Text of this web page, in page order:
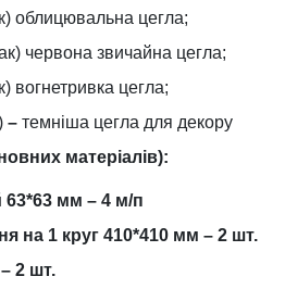
облицювальна цегла;
червона звичайна цегла;
вогнетривка цегла;
– темніша цегла для декору
матеріалів):
63*63 мм – 4 м/п
на 1 круг 410*410 мм – 2 шт.
2 шт.